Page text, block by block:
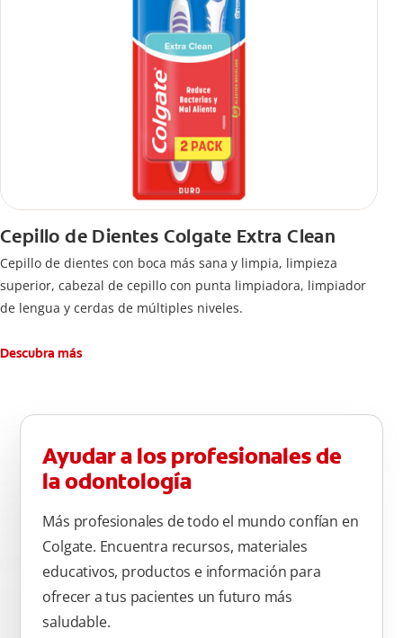
Cepillo de Dientes Colgate Extra Clean
Cepillo de dientes con boca más sana y limpia, limpieza
superior, cabezal de cepillo con punta limpiadora, limpiador
de lengua y cerdas de múltiples niveles.
Descubra más
Ayudar a los profesionales de
la odontología
Más profesionales de todo el mundo confían en
Colgate. Encuentra recursos, materiales
educativos, productos e información para
ofrecer a tus pacientes un futuro más
saludable.